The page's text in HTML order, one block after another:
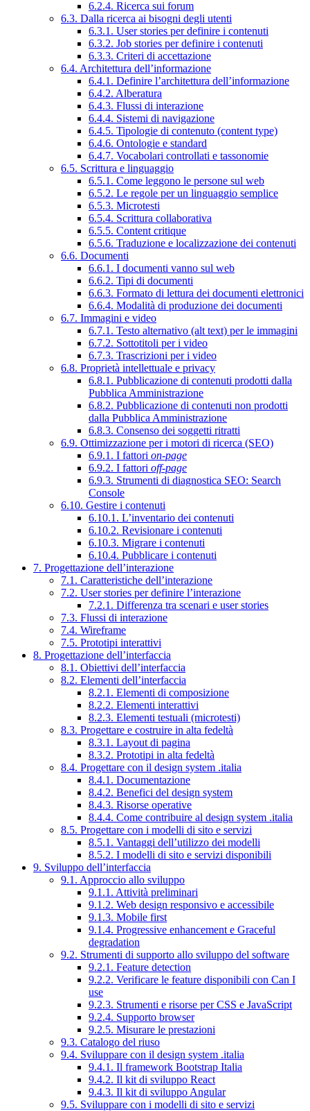
6.2.4. Ricerca sui forum
6.3. Dalla ricerca ai bisogni degli utenti
6.3.1. User stories per definire i contenuti
6.3.2. Job stories per definire i contenuti
6.3.3. Criteri di accettazione
6.4. Architettura dell’informazione
6.4.1. Definire l’architettura dell’informazione
6.4.2. Alberatura
6.4.3. Flussi di interazione
6.4.4. Sistemi di navigazione
6.4.5. Tipologie di contenuto (content type)
6.4.6. Ontologie e standard
6.4.7. Vocabolari controllati e tassonomie
6.5. Scrittura e linguaggio
6.5.1. Come leggono le persone sul web
6.5.2. Le regole per un linguaggio semplice
6.5.3. Microtesti
6.5.4. Scrittura collaborativa
6.5.5. Content critique
6.5.6. Traduzione e localizzazione dei contenuti
6.6. Documenti
6.6.1. I documenti vanno sul web
6.6.2. Tipi di documenti
6.6.3. Formato di lettura dei documenti elettronici
6.6.4. Modalità di produzione dei documenti
6.7. Immagini e video
6.7.1. Testo alternativo (alt text) per le immagini
6.7.2. Sottotitoli per i video
6.7.3. Trascrizioni per i video
6.8. Proprietà intellettuale e privacy
6.8.1. Pubblicazione di contenuti prodotti dalla
Pubblica Amministrazione
6.8.2. Pubblicazione di contenuti non prodotti
dalla Pubblica Amministrazione
6.8.3. Consenso dei soggetti ritratti
6.9. Ottimizzazione per i motori di ricerca (SEO)
6.9.1. I fattori on-page
6.9.2. I fattori off-page
6.9.3. Strumenti di diagnostica SEO: Search
Console
6.10. Gestire i contenuti
6.10.1. L’inventario dei contenuti
6.10.2. Revisionare i contenuti
6.10.3. Migrare i contenuti
6.10.4. Pubblicare i contenuti
7. Progettazione dell’interazione
7.1. Caratteristiche dell’interazione
7.2. User stories per definire l’interazione
7.2.1. Differenza tra scenari e user stories
7.3. Flussi di interazione
7.4. Wireframe
7.5. Prototipi interattivi
8. Progettazione dell’interfaccia
8.1. Obiettivi dell’interfaccia
8.2. Elementi dell’interfaccia
8.2.1. Elementi di composizione
8.2.2. Elementi interattivi
8.2.3. Elementi testuali (microtesti)
8.3. Progettare e costruire in alta fedeltà
8.3.1. Layout di pagina
8.3.2. Prototipi in alta fedeltà
8.4. Progettare con il design system .italia
8.4.1. Documentazione
8.4.2. Benefici del design system
8.4.3. Risorse operative
8.4.4. Come contribuire al design system .italia
8.5. Progettare con i modelli di sito e servizi
8.5.1. Vantaggi dell’utilizzo dei modelli
8.5.2. I modelli di sito e servizi disponibili
9. Sviluppo dell’interfaccia
9.1. Approccio allo sviluppo
9.1.1. Attività preliminari
9.1.2. Web design responsivo e accessibile
9.1.3. Mobile first
9.1.4. Progressive enhancement e Graceful
degradation
9.2. Strumenti di supporto allo sviluppo del software
9.2.1. Feature detection
9.2.2. Verificare le feature disponibili con Can I
use
9.2.3. Strumenti e risorse per CSS e JavaScript
9.2.4. Supporto browser
9.2.5. Misurare le prestazioni
9.3. Catalogo del riuso
9.4. Sviluppare con il design system .italia
9.4.1. Il framework Bootstrap Italia
9.4.2. Il kit di sviluppo React
9.4.3. Il kit di sviluppo Angular
9.5. Sviluppare con i modelli di sito e servizi